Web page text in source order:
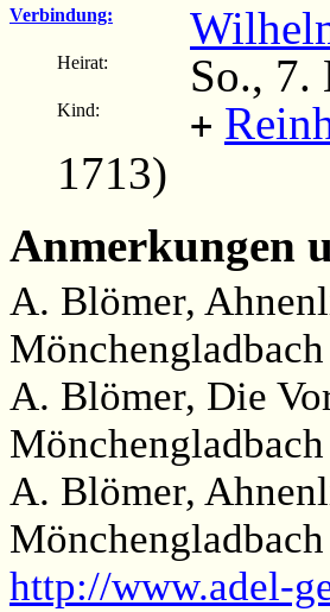
Verbindung:
Heirat: So., 7.
Kind: +
1713)
Anmerkungen
A. Blömer,
A. Blömer, Die
A. Blömer,
http://www.adel-